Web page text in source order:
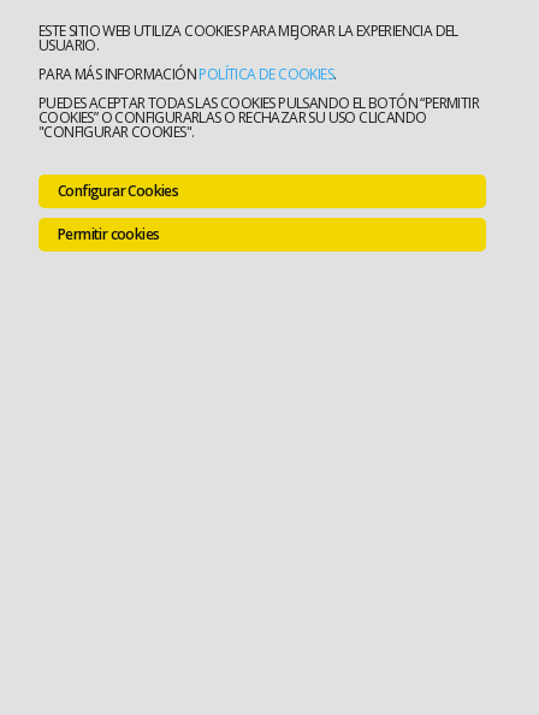
ESTE SITIO WEB UTILIZA COOKIES PARA MEJORAR LA EXPERIENCIA DEL
USUARIO.
PARA MÁS INFORMACIÓNPOLÍTICA DE COOKIES.
PUEDES ACEPTAR TODAS LAS COOKIES PULSANDO EL BOTÓN “PERMITIR
COOKIES” O CONFIGURARLAS O RECHAZAR SU USO CLICANDO
"CONFIGURAR COOKIES".
Configurar Cookies
Permitir cookies